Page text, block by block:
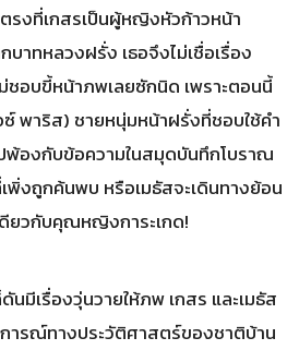
รงที่เกสรเป็นผู้หญิงหัวก้าวหน้า
บาทหลวงฝรั่ง เธอจึงไม่เชื่อเรื่อง
อบขี้หน้าภพเลยซักนิด เพราะตอนนี้
ซ์ พาริส) ชายหนุ่มหน้าฝรั่งที่ชอบใช้คำ
องกับข้อความในสมุดบันทึกโบราณ
งถูกค้นพบ หรือเมธัสจะเดินทางย้อน
ดียวกับคุณหญิงการะเกด!
นมีเรื่องวุ่นวายให้ภพ เกสร และเมธัส
ารณ์ทางประวัติศาสตร์ของชาติบ้าน